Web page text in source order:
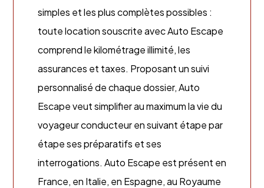
simples et les plus complètes possibles :
toute location souscrite avec Auto Escape
comprend le kilométrage illimité, les
assurances et taxes. Proposant un suivi
personnalisé de chaque dossier, Auto
Escape veut simplifier au maximum la vie du
voyageur conducteur en suivant étape par
étape ses préparatifs et ses
interrogations. Auto Escape est présent en
France, en Italie, en Espagne, au Royaume